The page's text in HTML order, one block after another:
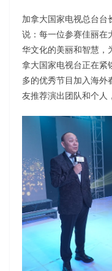
加拿大国家电视总台台
说：每一位参赛佳丽在
华文化的美丽和智慧，
拿大国家电视台正在紧
多的优秀节目加入海外
友推荐演出团队和个人